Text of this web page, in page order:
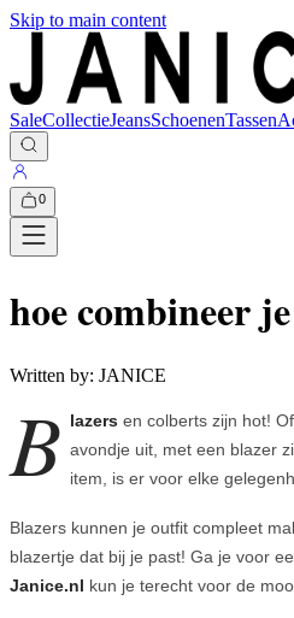
Skip to main content
SaleCollectieJeansSchoenenTassen
0
hoe combineer
Written by: JANICE
B lazers en colberts zijn hot!
avondje uit, met een blazer
item, is er voor elke
Blazers kunnen je outfit compleet
blazertje dat bij je past! Ga je voor
Janice.nl kun je terecht voor de